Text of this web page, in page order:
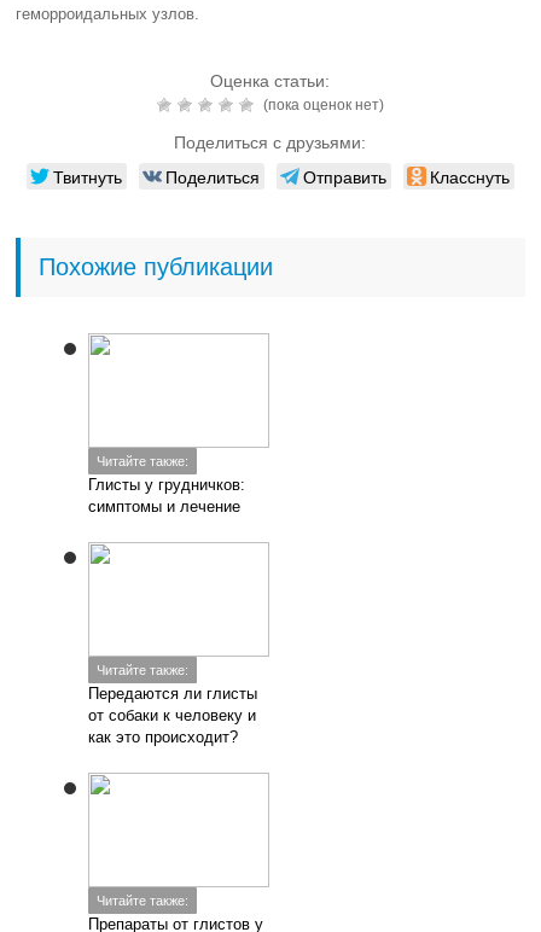
геморроидальных узлов.
Оценка статьи:
(пока оценок нет)
Поделиться с друзьями:
Твитнуть Поделиться Отправить Класснуть
Похожие публикации
Читайте также:
Глисты у грудничков:
симптомы и лечение
Читайте также:
Передаются ли глисты
от собаки к человеку и
как это происходит?
Читайте также:
Препараты от глистов у